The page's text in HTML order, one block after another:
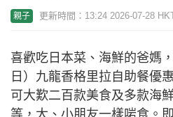
親子 更新時間：13:24 2026-07-28
喜歡吃日本菜、海鮮的爸媽
日）九龍香格里拉自助餐優
可大歎二百款美食及多款海